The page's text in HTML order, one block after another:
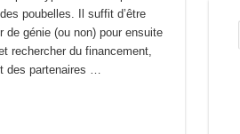
poubelles. Il suffit d’être
de génie (ou non) pour ensuite
rechercher du financement,
des partenaires …